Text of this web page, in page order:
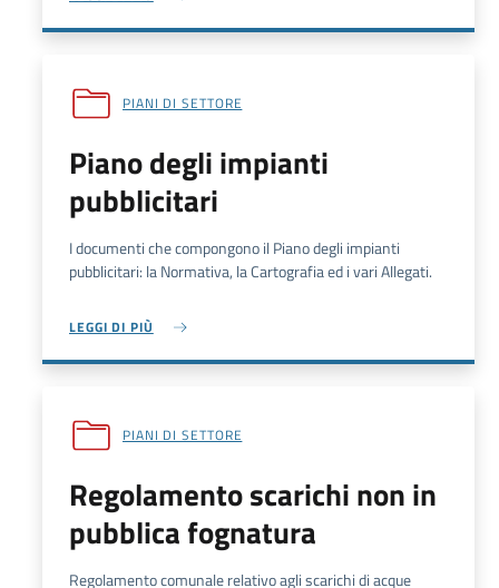
PIANI DI SETTORE
Piano degli impianti
pubblicitari
I documenti che compongono il Piano degli impianti
pubblicitari: la Normativa, la Cartografia ed i vari Allegati.
LEGGI DI PIÙ
PIANI DI SETTORE
Regolamento scarichi non in
pubblica fognatura
Regolamento comunale relativo agli scarichi di acque